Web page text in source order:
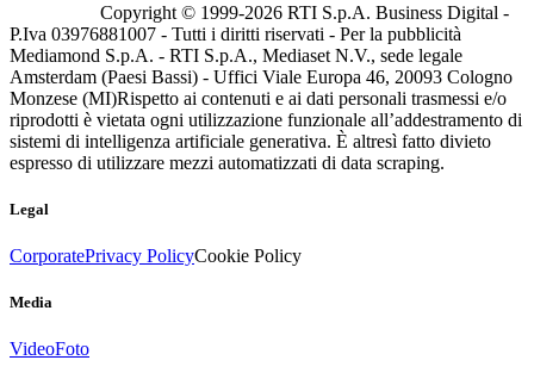
Copyright © 1999-2026 RTI S.p.A. Business Digital -
P.Iva 03976881007 - Tutti i diritti riservati - Per la pubblicità
Mediamond S.p.A. - RTI S.p.A., Mediaset N.V., sede legale
Amsterdam (Paesi Bassi) - Uffici Viale Europa 46, 20093 Cologno
Monzese (MI)Rispetto ai contenuti e ai dati personali trasmessi e/o
riprodotti è vietata ogni utilizzazione funzionale all’addestramento di
sistemi di intelligenza artificiale generativa. È altresì fatto divieto
espresso di utilizzare mezzi automatizzati di data scraping.
Legal
CorporatePrivacy PolicyCookie Policy
Media
VideoFoto